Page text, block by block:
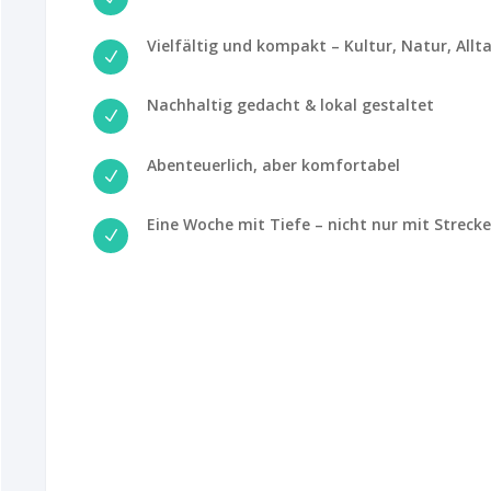
N
Vielfältig und kompakt – Kultur, Natur,
N
Nachhaltig gedacht & lokal gestaltet
N
Abenteuerlich, aber komfortabel
N
Eine Woche mit Tiefe – nicht nur mit Strecke